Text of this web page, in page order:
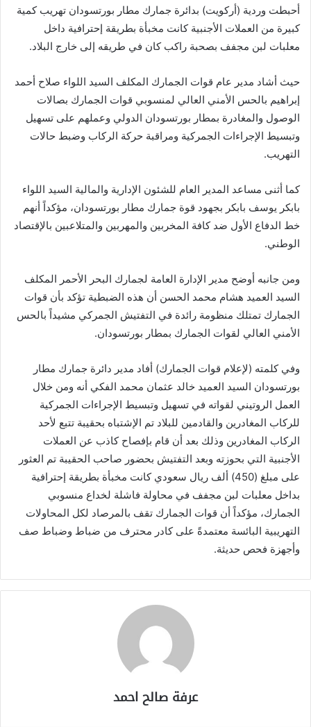
أحبطت وردية (أركويت) بدائرة جمارك مطار بورتسودان تهريب كمية
كبيرة من العملات الأجنبية كانت مخبأة بطريقة إحترافية داخل
معلبات لبن مجفف بصحبة راكب كان في طريقه إلى خارج البلاد.
حيث أشاد مدير عام قوات الجمارك المكلف السيد اللواء صلاح أحمد
إبراهيم بالحس الأمني العالي لمنسوبي قوات الجمارك بصالات
الوصول والمغادرة بمطار بورتسودان الدولي وعملهم على تسهيل
وتبسيط الإجراءات الجمركية ومراقبة حركة الركاب وضبط حالات
التهريب.
كما أثنى مساعد المدير العام للشئون الإدارية والمالية السيد اللواء
بابكر يوسف بابكر بجهود قوة جمارك مطار بورتسودان، مؤكداً أنهم
خط الدفاع الأول ضد كافة المخربين والمهربين والمتلاعبين بالإقتصاد
الوطني.
ومن جانبه أوضح مدير الإدارة العامة لجمارك البحر الأحمر المكلف
السيد العميد هشام محمد الحسن أن هذه الضبطية تؤكد بأن قوات
الجمارك تمتلك منظومة رائدة في التفتيش الجمركي مشيداً بالحس
الأمني العالي لقوات الجمارك بمطار بورتسودان.
وفي كلمته (لإعلام قوات الجمارك) أفاد مدير دائرة جمارك مطار
بورتسودان السيد العميد خالد عثمان محمد الفكي أنه ومن خلال
العمل الروتيني لقواته في تسهيل وتبسيط الإجراءات الجمركية
للركاب المغادرين والقادمين للبلاد تم الإشتباه بحقيبة تتبع لأحد
الركاب المغادرين وذلك بعد أن قام بإفصاح كاذب عن العملات
الأجنبية التي بحوزته وبعد التفتيش بحضور صاحب الحقيبة تم العثور
على مبلغ (450) ألف ريال سعودي كانت مخبأة بطريقة إحترافية
بداخل معلبات لبن مجفف في محاولة فاشلة لخداع منسوبي
الجمارك، مؤكداً أن قوات الجمارك تقف بالمرصاد لكل المحاولات
التهريبية البائسة معتمدةً على كادر محترف من ضباط وضباط صف
وأجهزة فحص حديثة.
عرفة صالح احمد